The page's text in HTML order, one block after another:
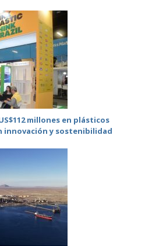
millones en plásticos
y sostenibilidad